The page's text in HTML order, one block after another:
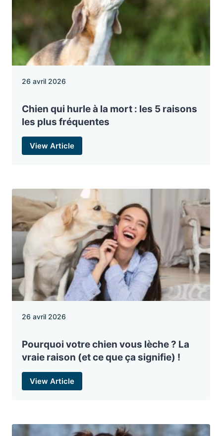
26 avril 2026
Chien qui hurle à la mort : les 5 raisons
les plus fréquentes
View Article
26 avril 2026
Pourquoi votre chien vous lèche ? La
vraie raison (et ce que ça signifie) !
View Article